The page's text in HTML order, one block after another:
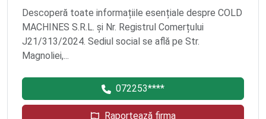
Descoperă toate informațiile esențiale despre COLD
MACHINES S.R.L. și Nr. Registrul Comerțului
J21/313/2024. Sediul social se află pe Str.
Magnoliei,...
072253****
Raportează firma